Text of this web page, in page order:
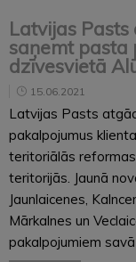
Latvijas
saņemt pasta
dzīvesvietā
15.06.2021
Latvijas Pasts
pakalpojumus
teritoriālās
teritorijās. Jaunā
Jaunlaicenes,
Mārkalnes un
pakalpojumiem